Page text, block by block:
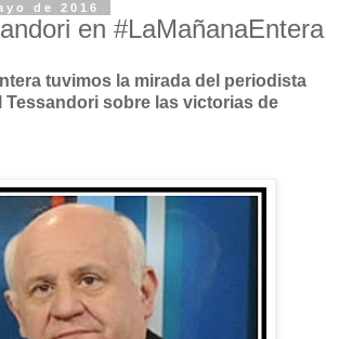
de 2016
en #LaMañanaEntera
tuvimos la mirada del periodista
Tessandori sobre las victorias de